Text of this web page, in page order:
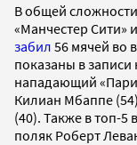
В общей
«Манчестер Сити»
забил 56 мячей во
показаны в
нападающий
Килиан Мбаппе
(40). Также в топ-5
поляк Роберт